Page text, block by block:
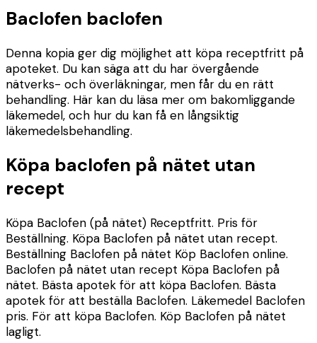
Baclofen baclofen
Denna kopia ger dig möjlighet att köpa receptfritt på
apoteket. Du kan säga att du har övergående
nätverks- och överläkningar, men får du en rätt
behandling. Här kan du läsa mer om bakomliggande
läkemedel, och hur du kan få en långsiktig
läkemedelsbehandling.
Köpa baclofen på nätet utan
recept
Köpa Baclofen (på nätet) Receptfritt. Pris för
Beställning. Köpa Baclofen på nätet utan recept.
Beställning Baclofen på nätet Köp Baclofen online.
Baclofen på nätet utan recept Köpa Baclofen på
nätet. Bästa apotek för att köpa Baclofen. Bästa
apotek för att beställa Baclofen. Läkemedel Baclofen
pris. För att köpa Baclofen. Köp Baclofen på nätet
lagligt.